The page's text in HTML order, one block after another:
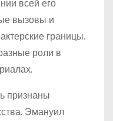
всей его
вызовы и
границы.
роли в
признаны
Эмануил